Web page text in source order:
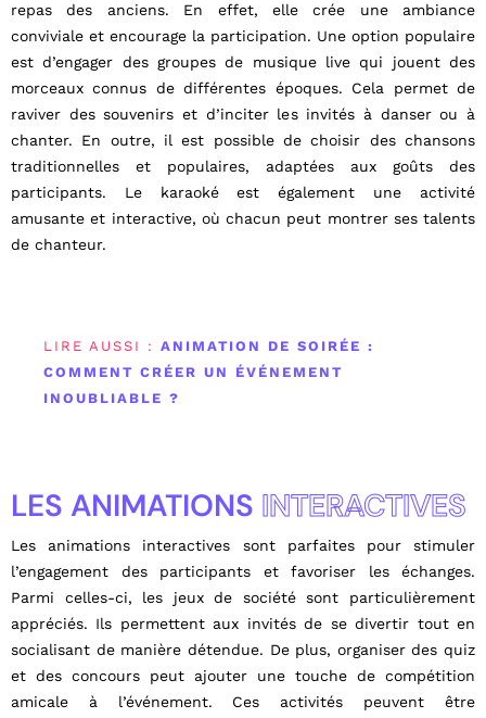
repas des anciens. En effet, elle crée une ambiance
conviviale et encourage la participation. Une option populaire
est d’engager des groupes de musique live qui jouent des
morceaux connus de différentes époques. Cela permet de
raviver des souvenirs et d’inciter les invités à danser ou à
chanter. En outre, il est possible de choisir des chansons
traditionnelles et populaires, adaptées aux goûts des
participants. Le karaoké est également une activité
amusante et interactive, où chacun peut montrer ses talents
de chanteur.
LIRE AUSSI : ANIMATION DE SOIRÉE :
COMMENT CRÉER UN ÉVÉNEMENT
INOUBLIABLE ?
LES ANIMATIONS INTERACTIVES
Les animations interactives sont parfaites pour stimuler
l’engagement des participants et favoriser les échanges.
Parmi celles-ci, les jeux de société sont particulièrement
appréciés. Ils permettent aux invités de se divertir tout en
socialisant de manière détendue. De plus, organiser des quiz
et des concours peut ajouter une touche de compétition
amicale à l’événement. Ces activités peuvent être